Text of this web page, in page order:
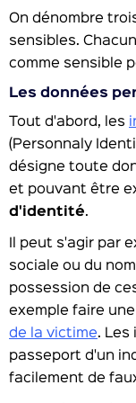
On dénombre
sensibles.
comme sensible
Les données
Tout d'abord, les
(Personnaly
désigne toute
et pouvant être
d'identité.
Il peut s'agir par
sociale ou du
possession de
exemple faire une
de la victime. Les
passeport d'un
facilement de